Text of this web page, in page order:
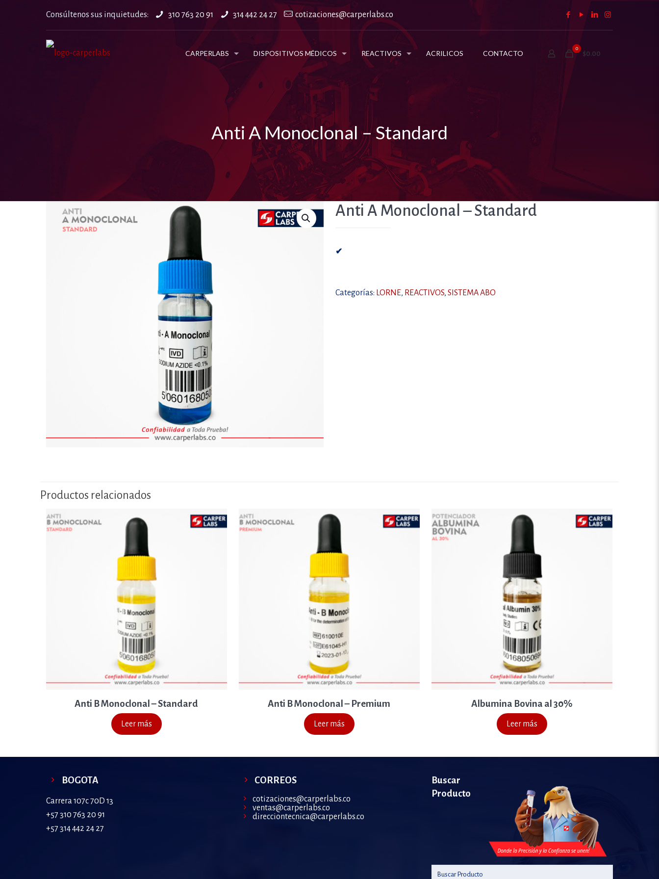
Consúltenos sus inquietudes: 310 763 20 91 314 442 24 27 cotizaciones@carperlabs.co
CARPERLABS DISPOSITIVOS MÉDICOS REACTIVOS ACRILICOS CONTACTO
0
$0.00
Anti A Monoclonal – Standard
Anti A Monoclonal – Standard
✔
Categorías: LORNE, REACTIVOS, SISTEMA ABO
Productos relacionados
Anti B Monoclonal – Standard
Leer más
Anti B Monoclonal – Premium
Leer más
Albumina Bovina al 30%
Leer más
BOGOTA
Carrera 107c 70D 13
+57 310 763 20 91
+57 314 442 24 27
CORREOS
cotizaciones@carperlabs.co
ventas@carperlabs.co
direcciontecnica@carperlabs.co
Buscar
Producto